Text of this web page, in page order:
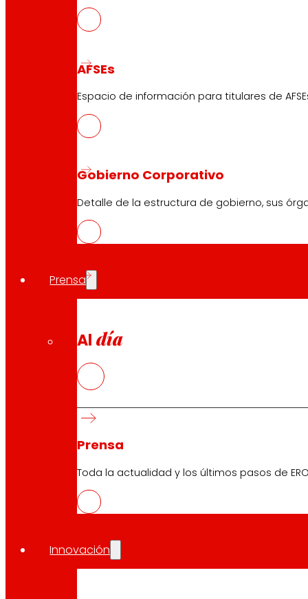
AFSEs
Espacio de información para titulares de
Gobierno Corporativo
Detalle de la estructura de gobierno, sus
Prensa
Al día
Prensa
Toda la actualidad y los últimos pasos de
Innovación